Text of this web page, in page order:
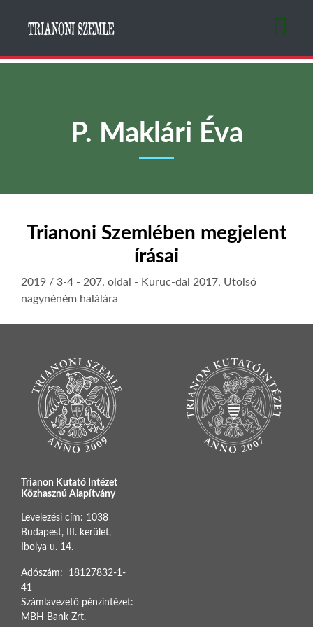
P. Maklári Éva
Trianoni Szemlében megjelent
írásai
2019 / 3-4 - 207. oldal - Kuruc-dal 2017, Utolsó
nagynéném halálára
Trianon Kutató Intézet
Közhasznú Alapítvány
Levelezési cím: 1038
Budapest, III. kerület,
Ibolya u. 14.
Adószám: 18127832-1-
41
Számlavezető pénzintézet:
MBH Bank Zrt.